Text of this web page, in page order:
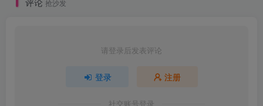
抢沙发
请登录后发表评论
登录 注册
社交账号登录